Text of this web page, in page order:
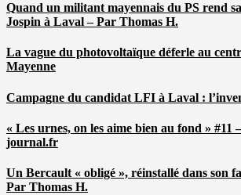
Quand un militant mayennais du PS rend
Jospin à Laval – Par Thomas H.
La vague du photovoltaïque déferle au
Mayenne
Campagne du candidat LFI à Laval :
« Les urnes, on les aime bien au fond » #11
journal.fr
Un Bercault « obligé », réinstallé dans son
Par Thomas H.